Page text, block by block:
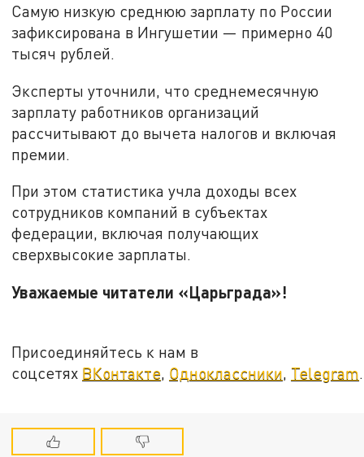
Самую низкую среднюю зарплату по России
зафиксирована в Ингушетии — примерно 40
тысяч рублей.
Эксперты уточнили, что среднемесячную
зарплату работников организаций
рассчитывают до вычета налогов и включая
премии.
При этом статистика учла доходы всех
сотрудников компаний в субъектах
федерации, включая получающих
сверхвысокие зарплаты.
Уважаемые читатели «Царьграда»!
Присоединяйтесь к нам в
соцсетях ВКонтакте, Одноклассники, Telegram.